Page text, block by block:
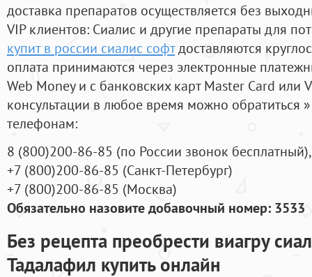
доставка препаратов осуществляется без
VIP клиентов: Сиалис и другие препараты для
купит в россии сиалис софтдоставляются
оплата принимаются через электронные
Web Money и с банковских карт Master Card или
консультации в любое время можно обратиться
телефонам:
8 (800)200-86-85 (по России звонок бесплатный),
+7 (800)200-86-85 (Санкт-Петербург)
+7 (800)200-86-85 (Москва)
Обязательно назовите добавочный номер: 3533
Без рецепта преобрести виагру
Тадалафил купить онлайн